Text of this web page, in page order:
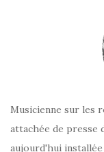
Musicienne sur les
attachée de presse
aujourd'hui